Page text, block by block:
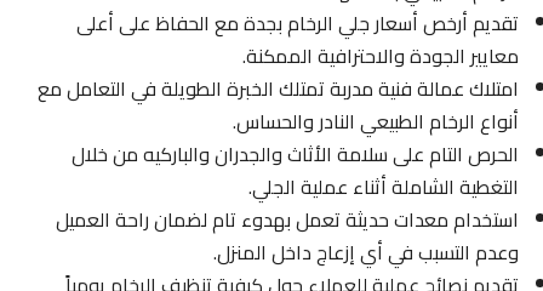
تقديم أرخص أسعار جلي الرخام بجدة مع الحفاظ على أعلى
معايير الجودة والاحترافية الممكنة.
امتلاك عمالة فنية مدربة تمتلك الخبرة الطويلة في التعامل مع
أنواع الرخام الطبيعي النادر والحساس.
الحرص التام على سلامة الأثاث والجدران والباركيه من خلال
التغطية الشاملة أثناء عملية الجلي.
استخدام معدات حديثة تعمل بهدوء تام لضمان راحة العميل
وعدم التسبب في أي إزعاج داخل المنزل.